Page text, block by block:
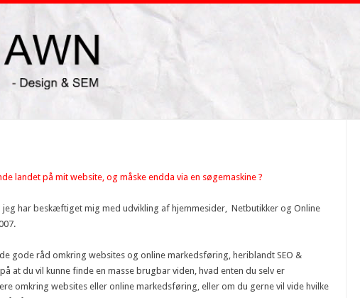
landet på mit website, og måske endda via en søgemaskine ?
jeg har beskæftiget mig med udvikling af hjemmesider, Netbutikker og Online
gode råd omkring websites og online markedsføring, heriblandt SEO &
at du vil kunne finde en masse brugbar viden, hvad enten du selv er
omkring websites eller online markedsføring, eller om du gerne vil vide hvilke